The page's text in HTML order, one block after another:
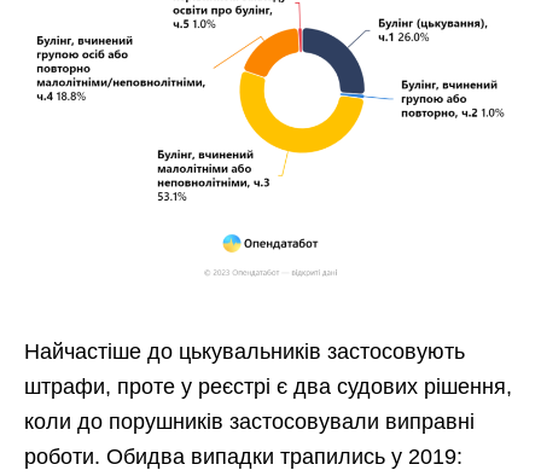
Найчастіше до цькувальників застосовують
штрафи, проте у реєстрі є два судових рішення,
коли до порушників застосовували виправні
роботи. Обидва випадки трапились у 2019: